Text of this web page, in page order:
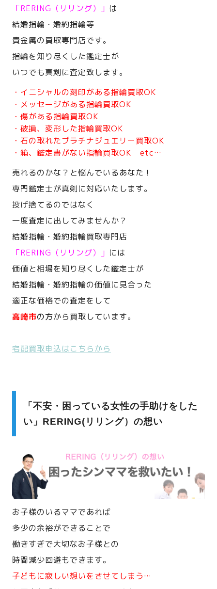
「RERING（リリング）」 は
結婚指輪・婚約指輪等
貴金属の買取専門店です。
指輪を知り尽くした鑑定士が
いつでも真剣に査定致します。
・イニシャルの刻印がある指輪買取OK
・メッセージがある指輪買取OK
・傷がある指輪買取OK
・破損、変形した指輪買取OK
・石の取れたプラチナジュエリー買取OK
・箱、鑑定書がない指輪買取OK etc…
売れるのかな？と悩んでいるあなた！
専門鑑定士が真剣に対応いたします。
投げ捨てるのではなく
一度査定に出してみませんか？
結婚指輪・婚約指輪買取専門店
「RERING（リリング）」 には
価値と相場を知り尽くした鑑定士が
結婚指輪・婚約指輪の価値に見合った
適正な価格での査定をして
高崎市の方から買取しています。
宅配買取申込はこちらから
「不安・困っている女性の手助けをした
い」RERING(リリング）の想い
お子様のいるママであれば
多少の余裕ができることで
働きすぎで大切なお子様との
時間減少回避もできます。
子どもに寂しい想いをさせてしまう…